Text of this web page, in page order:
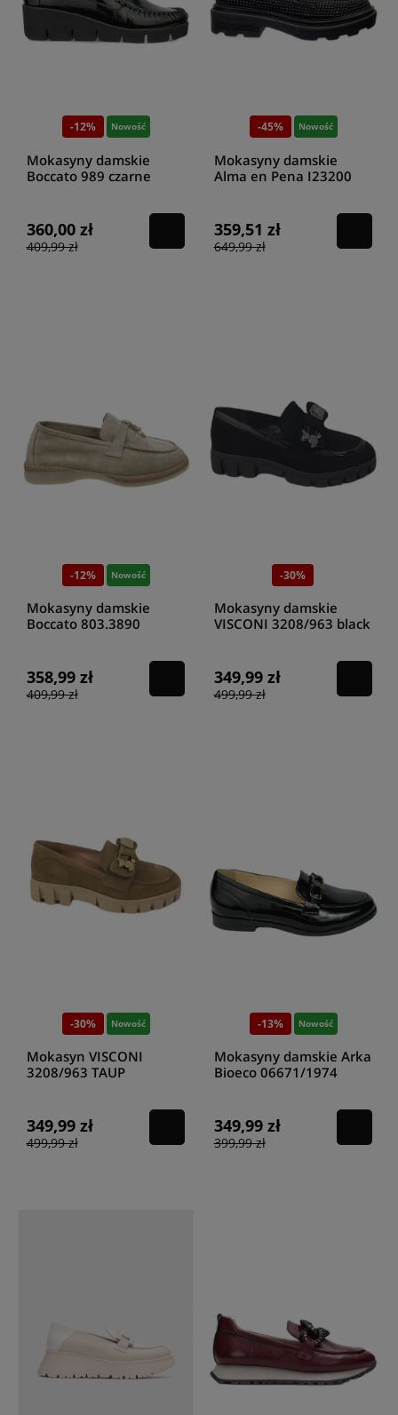
-12% Nowość
Mokasyny damskie
Boccato 989 czarne
360,00 zł
409,99 zł
-45% Nowość
Mokasyny damskie
Alma en Pena I23200
359,51 zł
649,99 zł
-12% Nowość
Mokasyny damskie
Boccato 803.3890
358,99 zł
409,99 zł
-30%
Mokasyny damskie
VISCONI 3208/963 black
349,99 zł
499,99 zł
-30% Nowość
Mokasyn VISCONI
3208/963 TAUP
349,99 zł
499,99 zł
-13% Nowość
Mokasyny damskie Arka
Bioeco 06671/1974
349,99 zł
399,99 zł